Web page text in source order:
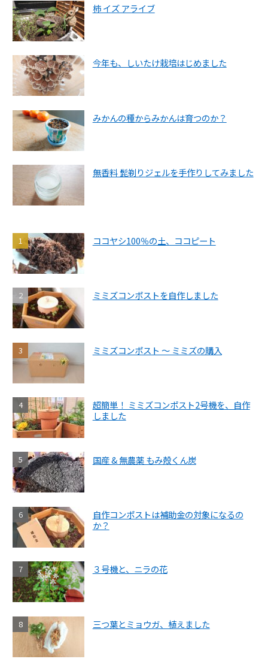
柿 イズ アライブ
今年も、しいたけ栽培はじめました
みかんの種からみかんは育つのか？
無香料 髭剃りジェルを手作りしてみました
ココヤシ100％の土、ココピート
ミミズコンポストを自作しました
ミミズコンポスト ～ ミミズの購入
超簡単！ ミミズコンポスト2号機を、自作
しました
国産 & 無農薬 もみ殻くん炭
自作コンポストは補助金の対象になるの
か？
３号機と、ニラの花
三つ葉とミョウガ、植えました